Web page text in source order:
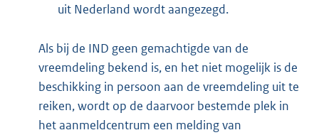
uit Nederland wordt aangezegd.
Als bij de IND geen gemachtigde van de
vreemdeling bekend is, en het niet mogelijk is de
beschikking in persoon aan de vreemdeling uit te
reiken, wordt op de daarvoor bestemde plek in
het aanmeldcentrum een melding van